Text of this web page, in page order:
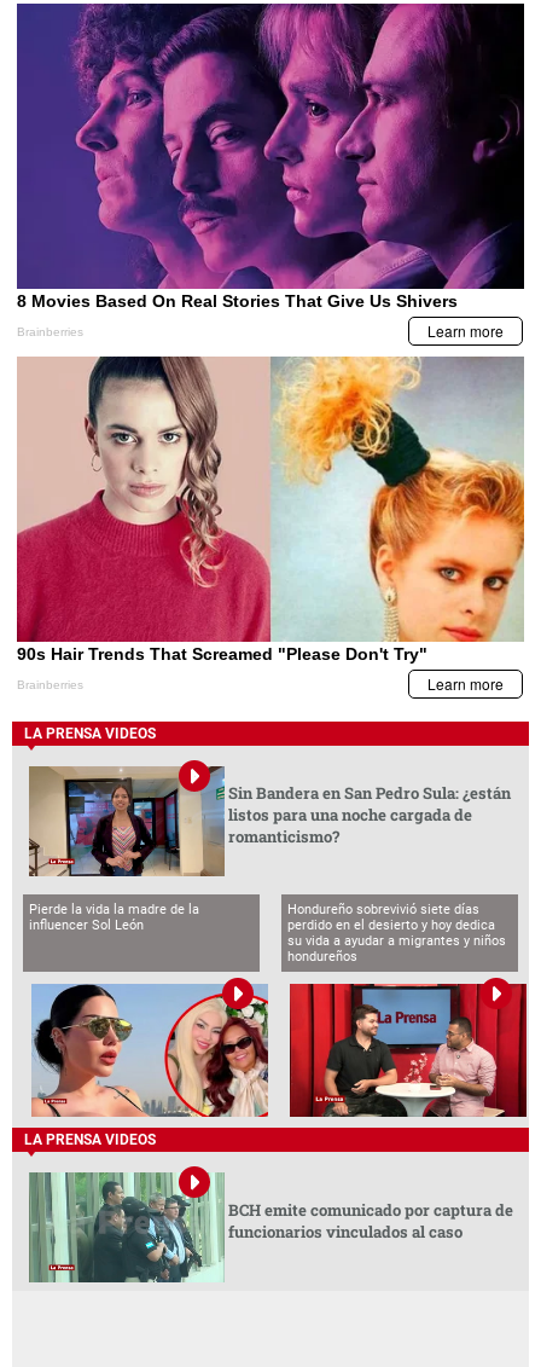
LA PRENSA VIDEOS
Sin Bandera en San Pedro Sula: ¿están
listos para una noche cargada de
romanticismo?
Pierde la vida la madre de la
influencer Sol León
Hondureño sobrevivió siete días
perdido en el desierto y hoy dedica
su vida a ayudar a migrantes y niños
hondureños
LA PRENSA VIDEOS
BCH emite comunicado por captura de
funcionarios vinculados al caso